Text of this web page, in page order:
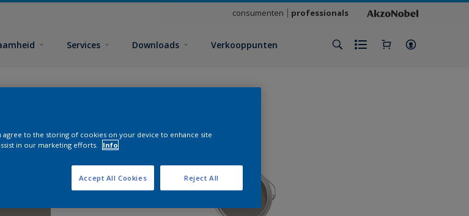
consumenten professionals
Services Downloads Verkooppunten
agree to the storing of cookies on your device to enhance site
in our marketing efforts.
Info
Reject All
Accept All Cookies